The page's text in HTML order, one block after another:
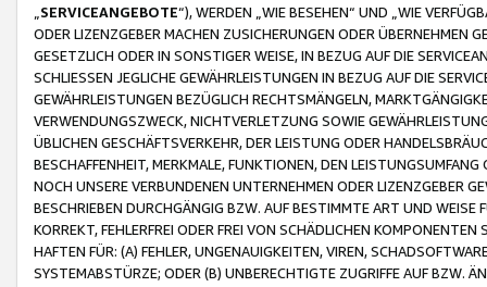
SERVICEANGEBOTE“), WERDEN „WIE BESEHEN“ UND „WIE
ODER LIZENZGEBER MACHEN ZUSICHERUNGEN ODER ÜBERNEHMEN
GESETZLICH ODER IN SONSTIGER WEISE, IN BEZUG AUF DIE
SCHLIESSEN JEGLICHE GEWÄHRLEISTUNGEN IN BEZUG AUF DIE
GEWÄHRLEISTUNGEN BEZÜGLICH RECHTSMÄNGELN,
VERWENDUNGSZWECK, NICHTVERLETZUNG SOWIE
ÜBLICHEN GESCHÄFTSVERKEHR, DER LEISTUNG ODER
BESCHAFFENHEIT, MERKMALE, FUNKTIONEN, DEN
NOCH UNSERE VERBUNDENEN UNTERNEHMEN ODER LIZENZGEBER
BESCHRIEBEN DURCHGÄNGIG BZW. AUF BESTIMMTE ART UND
KORREKT, FEHLERFREI ODER FREI VON SCHÄDLICHEN
HAFTEN FÜR: (A) FEHLER, UNGENAUIGKEITEN, VIREN,
SYSTEMABSTÜRZE; ODER (B) UNBERECHTIGTE ZUGRIFFE AUF BZW.